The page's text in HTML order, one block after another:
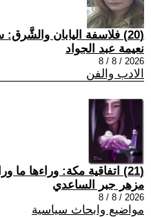
(20) فلاسفة اليابان والشَّرق: ساموراي ومماليك
نعيمة عبد الجواد
2026 / 8 / 8
الادب والفن
(21) اتفاقية مكة: وراءها ما وراءها
مزهر جبر الساعدي
2026 / 8 / 8
مواضيع وابحاث سياسية